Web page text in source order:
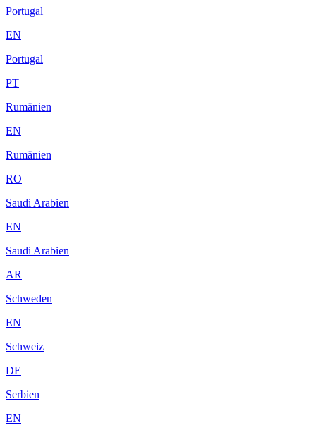
Portugal
EN
Portugal
PT
Rumänien
EN
Rumänien
RO
Saudi Arabien
EN
Saudi Arabien
AR
Schweden
EN
Schweiz
DE
Serbien
EN